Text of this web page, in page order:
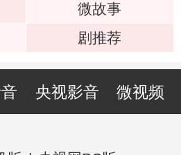
微故事
剧推荐
央视影音 微视频